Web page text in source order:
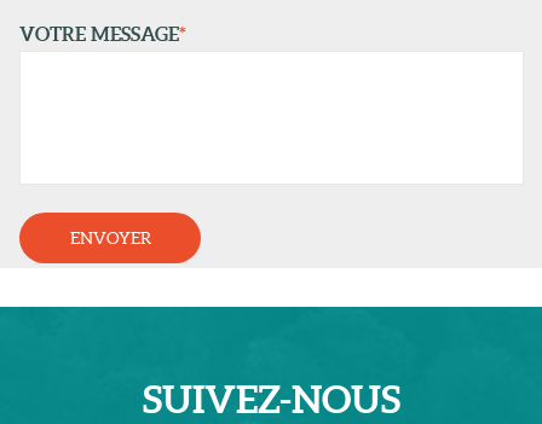
VOTRE MESSAGE*
SUIVEZ-NOUS